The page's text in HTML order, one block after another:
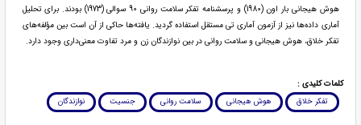
هوش هیجانی بار اون (1980) و پرسشنامه تفکر سلامت روانی 90 سوالی (1973) بودند. برای تحلیل
آماری داده‌ها نیز از آزمون آماری تی مستقل استفاده گردید. یافته‌ها حاکی از آن است بین مؤلفه‌های
تفکر خلاق، هوش هیجانی و سلامت روانی در بین نوازندگان زن و مرد تفاوت معنی‌داری وجود دارد.
کلمات کلیدی :
تفکر خلاق
هوش هیجانی سلامت روانی جنسیت نوازندگان